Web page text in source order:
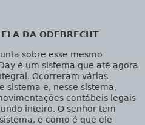
DA ODEBRECHT
sobre esse mesmo
é um sistema que até agora
Ocorreram várias
sistema e, nesse sistema,
contábeis legais
inteiro. O senhor tem
e como é que ele